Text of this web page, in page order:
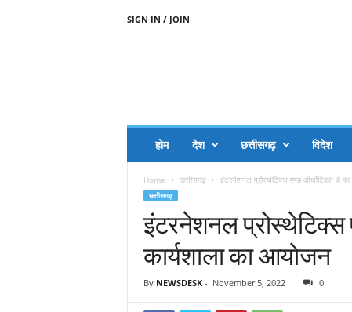
SIGN IN / JOIN
होम देश छत्तीसगढ़ विदेश
Home छत्तीसगढ़ इंटरनेशनल प्रोस्थेटिक्स एण्ड ओर्थाेटिक्स डे पर
छत्तीसगढ़
इंटरनेशनल प्रोस्थेटिक्स
कार्यशाला का आयोजन
By NEWSDESK- November 5, 2022 0